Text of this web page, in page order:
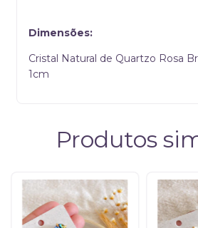
Dimensões:
Cristal Natural de Quartzo Rosa
1cm
Produtos